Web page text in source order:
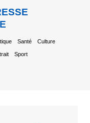
Santé Culture
Sport